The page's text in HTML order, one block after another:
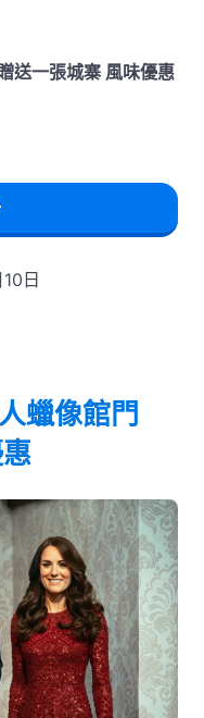
送一張城寨 風味優惠
日
蠟像館門